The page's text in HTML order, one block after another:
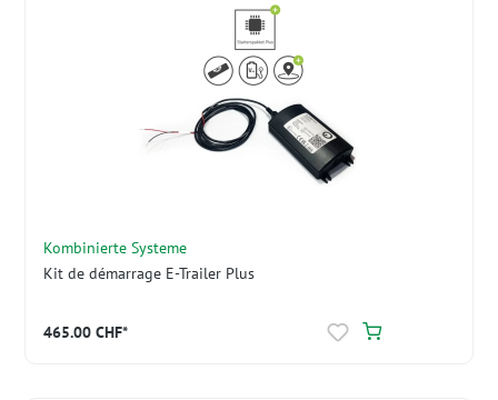
Kombinierte Systeme
Kit de démarrage E-Trailer Plus
465.00 CHF*